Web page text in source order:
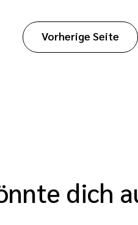
Vorherige Seite
dich